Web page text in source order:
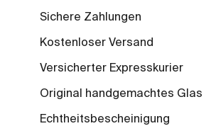
Sichere Zahlungen
Kostenloser Versand
Versicherter Expresskurier
Original handgemachtes Glas
Echtheitsbescheinigung